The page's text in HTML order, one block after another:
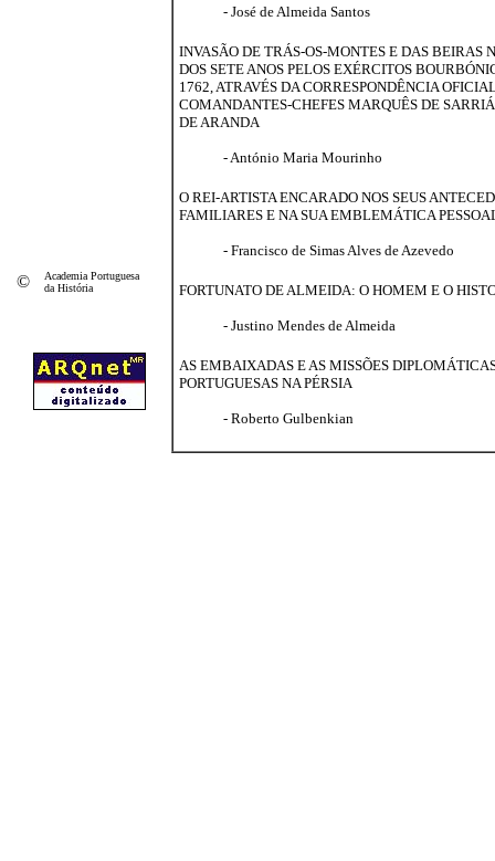
©
Academia Portuguesa
da História
- José de Almeida Santos
INVASÃO DE TRÁS-OS-MONTES E DAS BEIRAS
DOS SETE ANOS PELOS EXÉRCITOS
1762, ATRAVÉS DA CORRESPONDÊNCIA
COMANDANTES-CHEFES MARQUÊS DE
DE ARANDA
- António Maria Mourinho
O REI-ARTISTA ENCARADO NOS SEUS
FAMILIARES E NA SUA EMBLEMÁTICA
- Francisco de Simas Alves de Azevedo
FORTUNATO DE ALMEIDA: O HOMEM E O
- Justino Mendes de Almeida
AS EMBAIXADAS E AS MISSÕES
PORTUGUESAS NA PÉRSIA
- Roberto Gulbenkian